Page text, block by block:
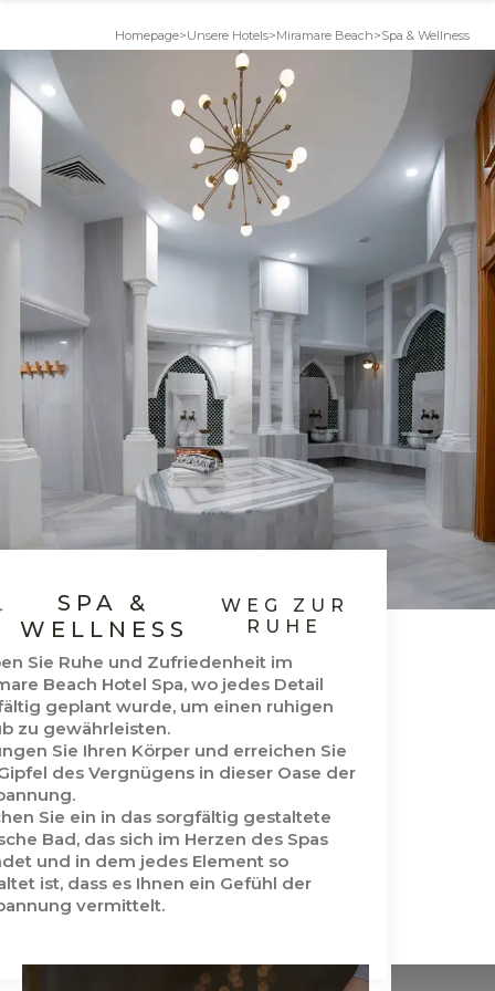
Homepage>Unsere Hotels>Miramare Beach>Spa & Wellness
SPA &
WELLNESS
WEG ZUR
RUHE
Sie Ruhe und Zufriedenheit im
Beach Hotel Spa, wo jedes Detail
geplant wurde, um einen ruhigen
zu gewährleisten.
Sie Ihren Körper und erreichen Sie
des Vergnügens in dieser Oase der
Sie ein in das sorgfältig gestaltete
Bad, das sich im Herzen des Spas
und in dem jedes Element so
ist, dass es Ihnen ein Gefühl der
vermittelt.